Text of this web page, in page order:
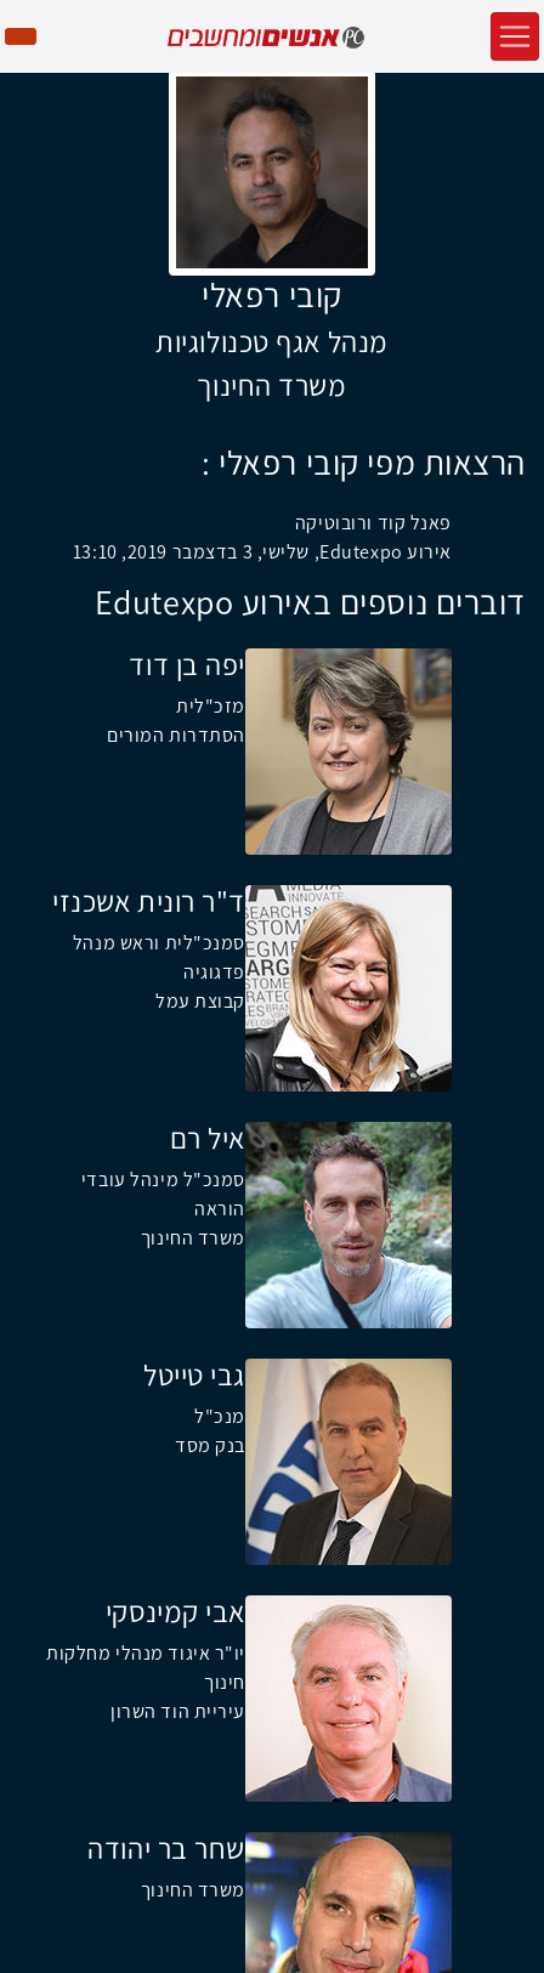
קובי רפאלי
מנהל אגף טכנולוגיות
משרד החינוך
הרצאות מפי קובי רפאלי :
פאנל קוד ורובוטיקה
אירוע Edutexpo, שלישי, 3 בדצמבר 2019, 13:10
דוברים נוספים באירוע Edutexpo
יפה בן דוד
מזכ"לית
הסתדרות המורים
ד"ר רונית אשכנזי
סמנכ"לית וראש מנהל
פדגוגיה
קבוצת עמל
איל רם
סמנכ"ל מינהל עובדי
הוראה
משרד החינוך
גבי טייטל
מנכ"ל
בנק מסד
אבי קמינסקי
יו"ר איגוד מנהלי מחלקות
חינוך
עיריית הוד השרון
שחר בר יהודה
משרד החינוך